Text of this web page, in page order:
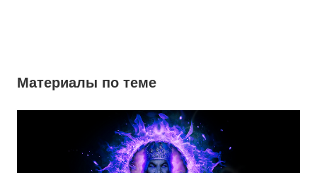
Материалы по теме